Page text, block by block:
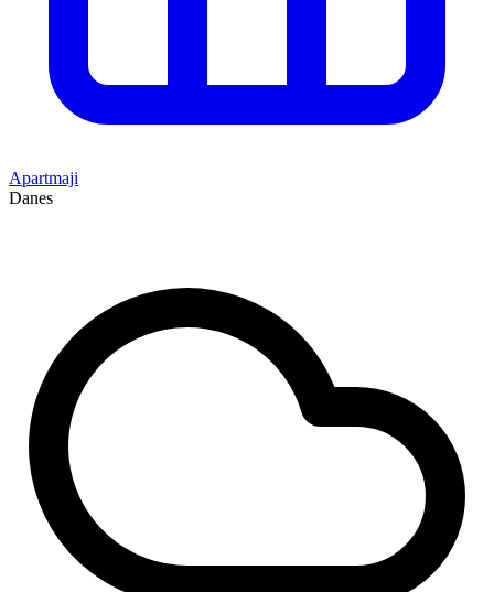
Apartmaji
Danes